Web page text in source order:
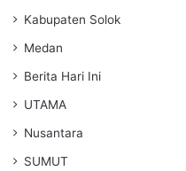
Kabupaten Solok
Medan
Berita Hari Ini
UTAMA
Nusantara
SUMUT